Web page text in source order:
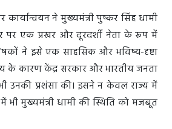
ने मुख्यमंत्री पुष्कर सिंह धामी
पर एक प्रखर और दूरदर्शी नेता के रूप में
ने इसे एक साहसिक और भविष्य-दृष्टा
के कारण केंद्र सरकार और भारतीय जनता
उनकी प्रशंसा की। इसने न केवल राज्य में
में भी मुख्यमंत्री धामी की स्थिति को मजबूत